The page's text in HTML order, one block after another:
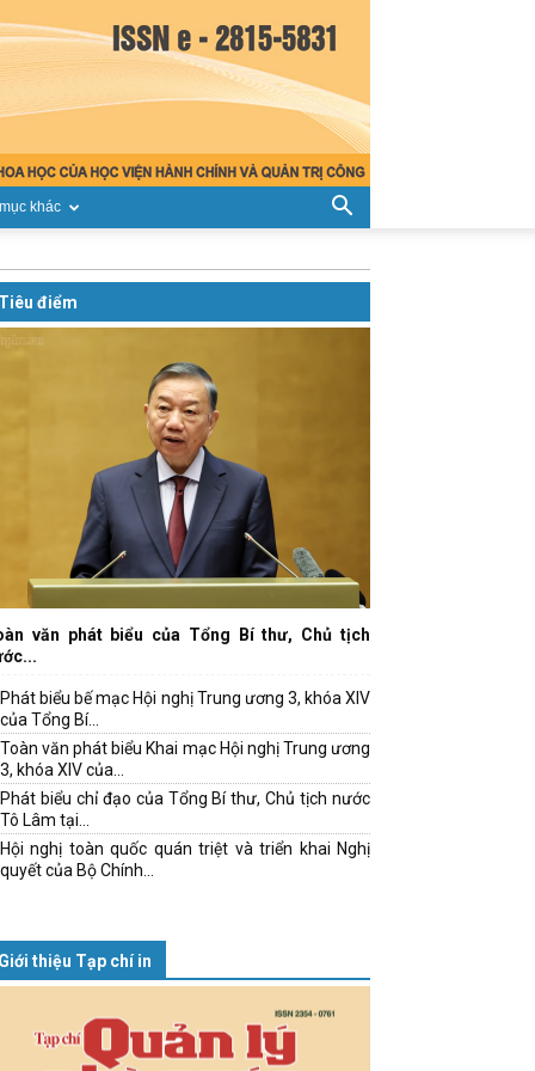
khác
Tiêu điểm
văn phát biểu của Tổng Bí thư, Chủ tịch
Phát biểu bế mạc Hội nghị Trung ương 3, khóa XIV
của Tổng Bí...
Toàn văn phát biểu Khai mạc Hội nghị Trung ương
3, khóa XIV của...
Phát biểu chỉ đạo của Tổng Bí thư, Chủ tịch nước
Tô Lâm tại...
Hội nghị toàn quốc quán triệt và triển khai Nghị
quyết của Bộ Chính...
Giới thiệu Tạp chí in